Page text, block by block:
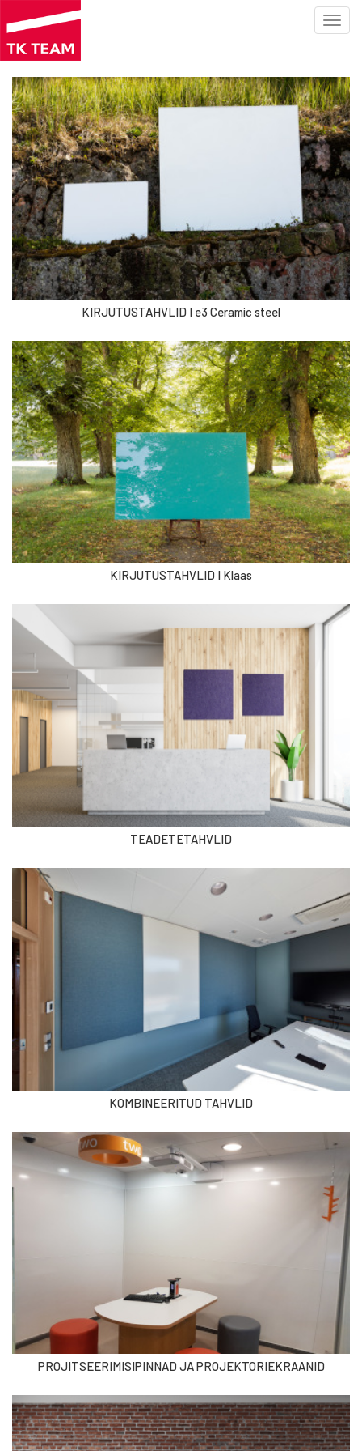
Liigu
edasi
põhisisu
juurde
KIRJUTUSTAHVLID I e3 Ceramic steel
KIRJUTUSTAHVLID I Klaas
TEADETETAHVLID
KOMBINEERITUD TAHVLID
PROJITSEERIMISIPINNAD JA PROJEKTORIEKRAANID